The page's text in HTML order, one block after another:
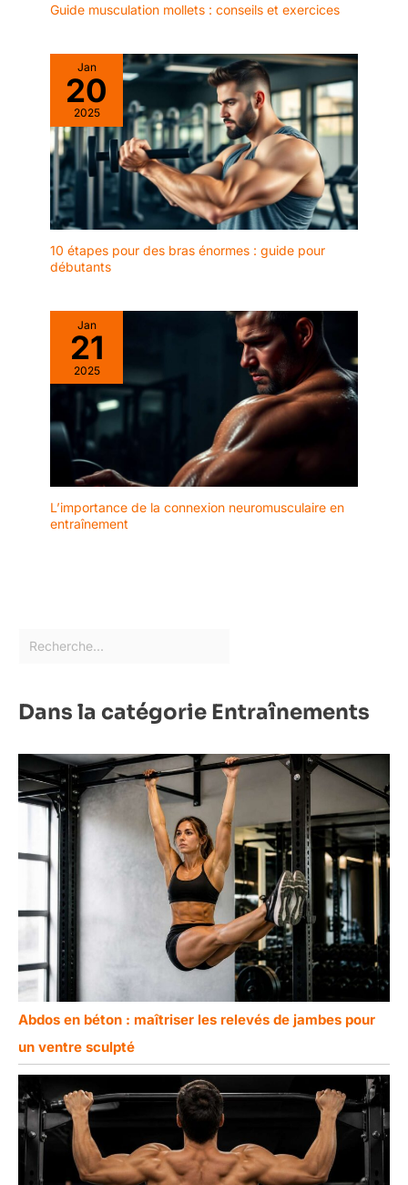
Guide musculation mollets : conseils et exercices
Jan
20
2025
10 étapes pour des bras énormes : guide pour
débutants
Jan
21
2025
L’importance de la connexion neuromusculaire en
entraînement
Dans la catégorie Entraînements
Abdos en béton : maîtriser les relevés de jambes pour
un ventre sculpté